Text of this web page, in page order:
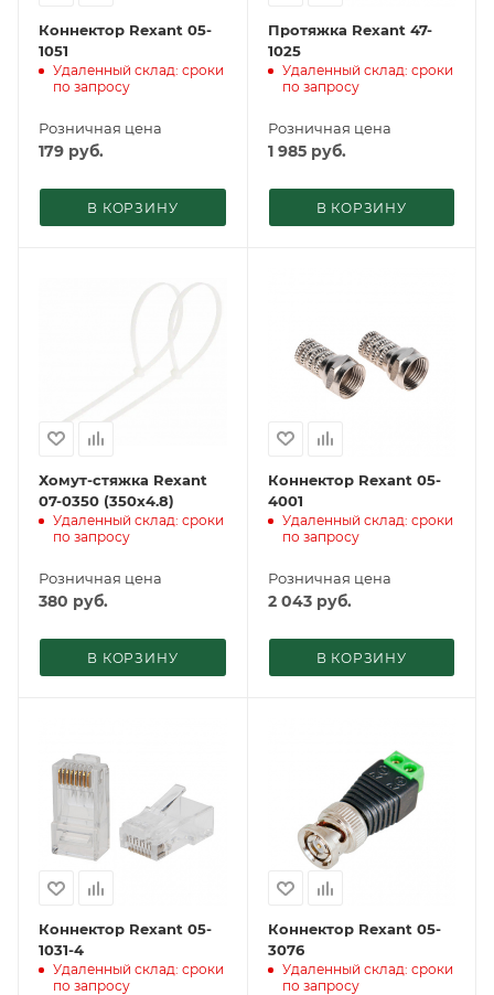
Коннектор Rexant 05-
1051
Удаленный склад: сроки
по запросу
Розничная цена
179 руб.
В КОРЗИНУ
Протяжка Rexant 47-
1025
Удаленный склад: сроки
по запросу
Розничная цена
1 985руб.
В КОРЗИНУ
Хомут-стяжка Rexant
07-0350 (350x4.8)
Удаленный склад: сроки
по запросу
Розничная цена
380 руб.
В КОРЗИНУ
Коннектор Rexant 05-
4001
Удаленный склад: сроки
по запросу
Розничная цена
2 043руб.
В КОРЗИНУ
Коннектор Rexant 05-
1031-4
Удаленный склад: сроки
по запросу
Коннектор Rexant 05-
3076
Удаленный склад: сроки
по запросу